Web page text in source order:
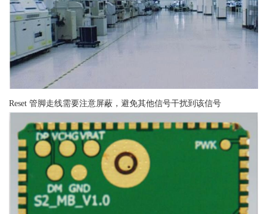
Reset 管脚走线需要注意屏蔽，避免其他信号干扰到该信号